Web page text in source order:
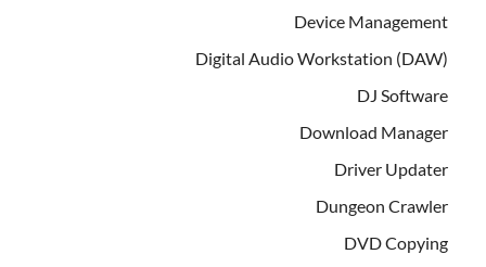
Device Management
Digital Audio Workstation (DAW)
DJ Software
Download Manager
Driver Updater
Dungeon Crawler
DVD Copying